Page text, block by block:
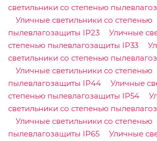
светильники со степенью
Уличные светильники со степенью
пылевлагозащиты IP23
Уличные
степенью пылевлагозащиты IP33
светильники со степенью
Уличные светильники со степенью
пылевлагозащиты IP44
Уличные
степенью пылевлагозащиты IP54
светильники со степенью
Уличные светильники со степенью
пылевлагозащиты IP65
Уличные